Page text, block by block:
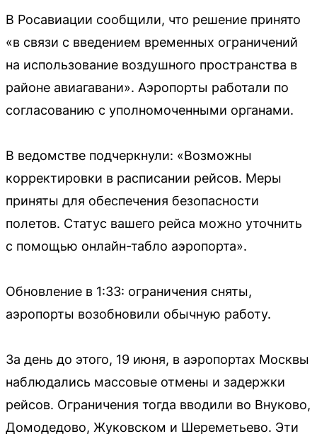
В Росавиации сообщили, что решение принято
«в связи с введением временных ограничений
на использование воздушного пространства в
районе авиагавани». Аэропорты работали по
согласованию с уполномоченными органами.
В ведомстве подчеркнули: «Возможны
корректировки в расписании рейсов. Меры
приняты для обеспечения безопасности
полетов. Статус вашего рейса можно уточнить
с помощью онлайн-табло аэропорта».
Обновление в 1:33: ограничения сняты,
аэропорты возобновили обычную работу.
За день до этого, 19 июня, в аэропортах Москвы
наблюдались массовые отмены и задержки
рейсов. Ограничения тогда вводили во Внуково,
Домодедово, Жуковском и Шереметьево. Эти